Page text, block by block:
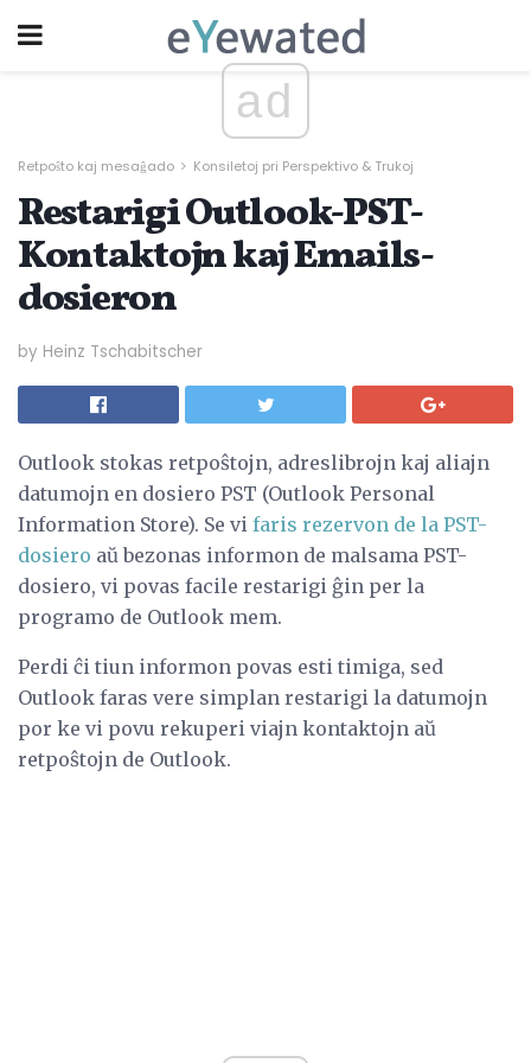
ad
Retpoŝto kaj mesaĝado Konsiletoj pri Perspektivo & Trukoj
Restarigi Outlook-PST-
Kontaktojn kaj Emails-
dosieron
by Heinz Tschabitscher
Outlook stokas retpoŝtojn, adreslibrojn kaj aliajn
datumojn en dosiero PST (Outlook Personal
Information Store). Se vi faris rezervon de la PST-
dosiero aŭ bezonas informon de malsama PST-
dosiero, vi povas facile restarigi ĝin per la
programo de Outlook mem.
Perdi ĉi tiun informon povas esti timiga, sed
Outlook faras vere simplan restarigi la datumojn
por ke vi povu rekuperi viajn kontaktojn aŭ
retpoŝtojn de Outlook.